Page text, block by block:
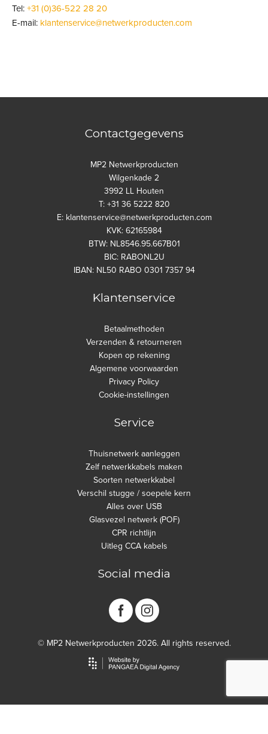
Tel: +31 (0)36-522 28 20
E-mail: klantenservice@netwerkproducten.com
Contactgegevens
MP2 Netwerkproducten
Wilgenkade 2
3992 LL Houten
T: +31 36 5222 820
E: klantenservice@netwerkproducten.com
KVK: 62165984
BTW: NL8546.95.667B01
BIC: RABONL2U
IBAN: NL50 RABO 0301 7357 94
Klantenservice
Betaalmethoden
Verzenden & retourneren
Kopen op rekening
Algemene voorwaarden
Privacy Policy
Cookie-instellingen
Service
Thuisnetwerk aanleggen
Zelf netwerkkabels maken
Soorten netwerkkabel
Verschil stugge / soepele kern
Alles over USB
Glasvezel netwerk (POF)
CPR richtlijn
Uitleg CCA kabels
Social media
© MP2 Netwerkproducten 2026. All rights reserved.